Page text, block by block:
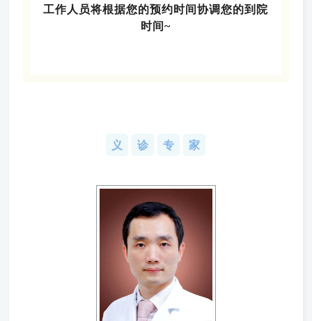
工作人员将根据您的预约时间协调您的到院
时间~
义 诊 专 家